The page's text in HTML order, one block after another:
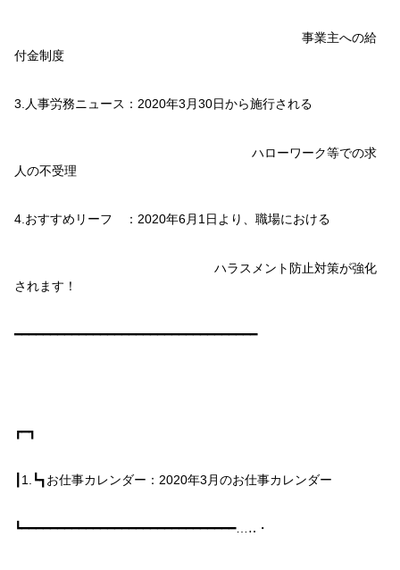
事業主への給
付金制度
3.人事労務ニュース： 2020年3月30日から施行される
ハローワーク等での求
人の不受理
4.おすすめリーフ ： 2020年6月 1日より、職場における
ハラスメント防止対策が強化
されます！
━━━━━━━━━━━━━━━━━━━━━━━━━━━━━━━━━━
┏━┓
1. ┗┓お仕事カレンダー： 2020年3 月のお仕事カレンダー
┗━━━━━━━━━━━━━━━━━━━━━━━━━━━━━━…‥・